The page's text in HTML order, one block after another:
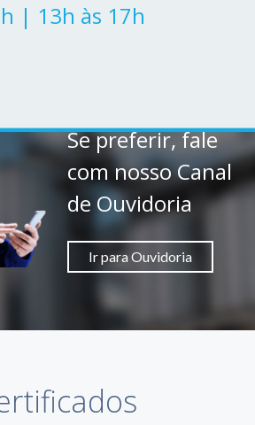
| 13h às 17h
Se preferir, fale
com nosso Canal
de Ouvidoria
Ir para Ouvidoria